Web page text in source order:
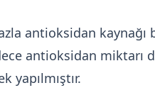
antioksidan kaynağı
antioksidan
yapılmıştır.